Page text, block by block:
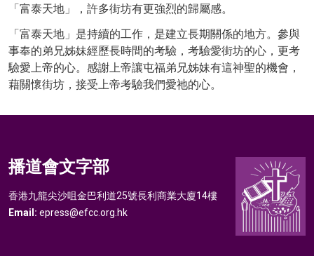
「富泰天地」，許多街坊有更強烈的歸屬感。
「富泰天地」是持續的工作，是建立長期關係的地方。參與
事奉的弟兄姊妹經歷長時間的考驗，考驗愛街坊的心，更考
驗愛上帝的心。感謝上帝讓屯福弟兄姊妹有這神聖的機會，
藉關懷街坊，接受上帝考驗我們愛祂的心。
播道會文字部
香港九龍尖沙咀金巴利道25號長利商業大廈14樓
Email: epress@efcc.org.hk